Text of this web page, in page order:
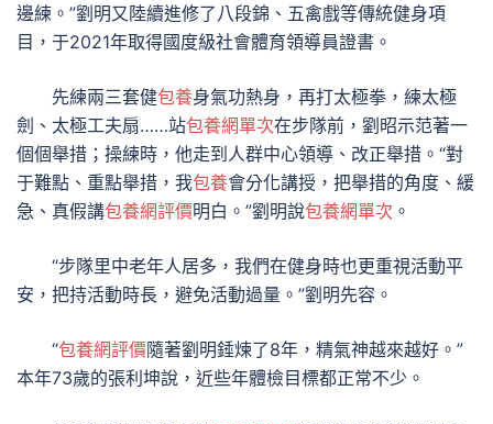
邊練。”劉明又陸續進修了八段錦、五禽戲等傳統健身項
目，于2021年取得國度級社會體育領導員證書。
先練兩三套健包養身氣功熱身，再打太極拳，練太極
劍、太極工夫扇……站包養網單次在步隊前，劉昭示范著一
個個舉措；操練時，他走到人群中心領導、改正舉措。“對
于難點、重點舉措，我包養會分化講授，把舉措的角度、緩
急、真假講包養網評價明白。”劉明說包養網單次 。
“步隊里中老年人居多，我們在健身時也更重視活動平
安，把持活動時長，避免活動過量。”劉明先容。
“包養網評價隨著劉明錘煉了8年，精氣神越來越好。”
本年73歲的張利坤說，近些年體檢目標都正常不少。